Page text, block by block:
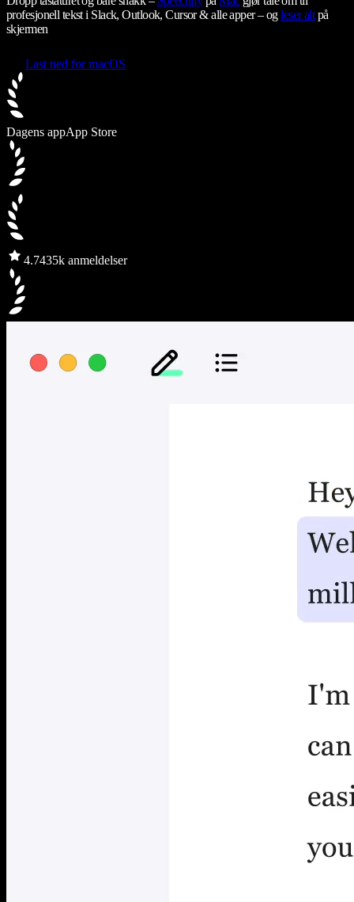
profesjonell tekst i Slack, Outlook, Cursor & alle apper – ogleser altpå
skjermen
Last ned for macOS
Dagens appApp Store
4.7435k anmeldelser